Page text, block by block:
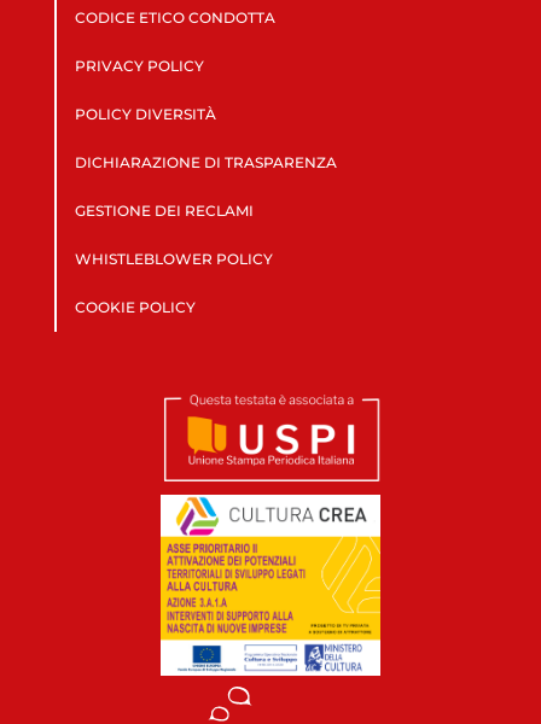
CODICE ETICO CONDOTTA
PRIVACY POLICY
POLICY DIVERSITÀ
DICHIARAZIONE DI TRASPARENZA
GESTIONE DEI RECLAMI
WHISTLEBLOWER POLICY
COOKIE POLICY